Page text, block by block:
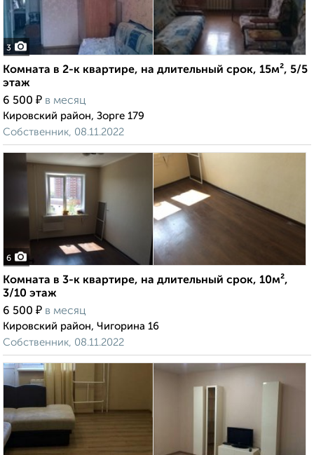
3
Комната в 2-к квартире, на длительный срок, 15м², 5/5
этаж
6 500 ₽ в месяц
Кировский район, Зорге 179
Собственник, 08.11.2022
6
Комната в 3-к квартире, на длительный срок, 10м²,
3/10 этаж
6 500 ₽ в месяц
Кировский район, Чигорина 16
Собственник, 08.11.2022